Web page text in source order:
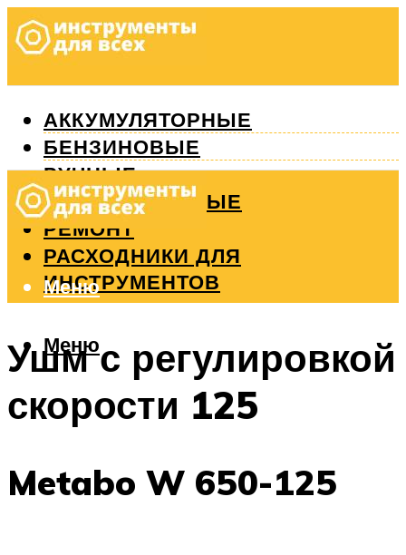
АККУМУЛЯТОРНЫЕ
БЕНЗИНОВЫЕ
РУЧНЫЕ
ИЗМЕРИТЕЛЬНЫЕ
РЕМОНТ
РАСХОДНИКИ ДЛЯ
ИНСТРУМЕНТОВ
Меню
Меню
Ушм с регулировкой
скорости 125
Metabo W 650-125